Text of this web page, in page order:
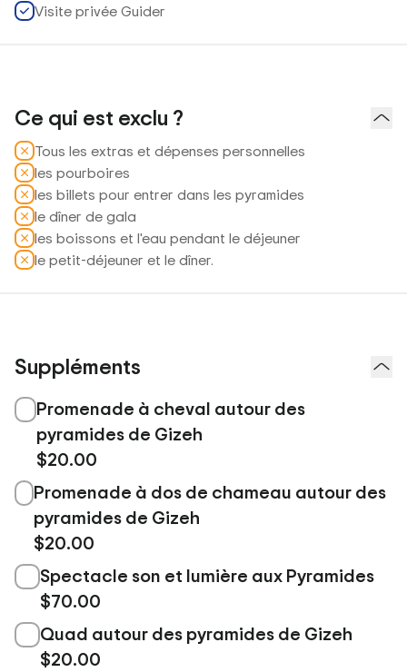
Visite privée Guider
Ce qui est exclu ?
Tous les extras et dépenses personnelles
les pourboires
les billets pour entrer dans les pyramides
le dîner de gala
les boissons et l'eau pendant le déjeuner
le petit-déjeuner et le dîner.
Suppléments
Promenade à cheval autour des
pyramides de Gizeh
$20.00
Promenade à dos de chameau autour des
pyramides de Gizeh
$20.00
Spectacle son et lumière aux Pyramides
$70.00
Quad autour des pyramides de Gizeh
$20.00